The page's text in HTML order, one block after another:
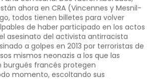
ahora en CRA (Vincennes y Mesnil-
todos tienen billetes para volver
de haber participado en los actos
asesinato del activista antirracista
a golpes en 2013 por terroristas de
mismos neonazis a los que las
burgués francés protegen
momento, escoltando sus